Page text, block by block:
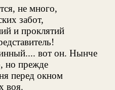
не много,
забот,
и проклятий
вот он. Нынче
но прежде
перед окном
воя.